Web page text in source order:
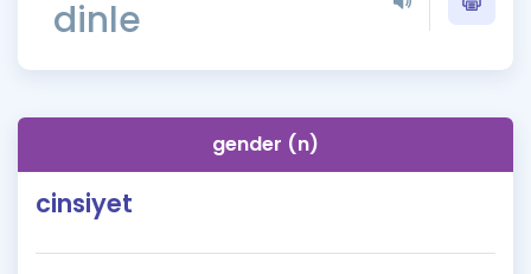
ÖSYM Sınav Takvimi
İngilizce Gramer
dinle
gender (n)
cinsiyet